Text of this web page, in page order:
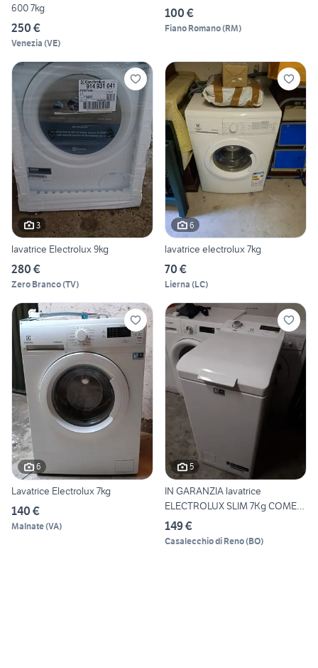
600 7kg
250 €
Venezia (VE)
100 €
Fiano Romano(RM)
3
lavatrice Electrolux 9kg
280 €
Zero Branco(TV)
6
lavatrice electrolux 7kg
70 €
Lierna (LC)
6
Lavatrice Electrolux 7kg
140 €
Malnate(VA)
5
IN GARANZIA lavatrice
ELECTROLUX SLIM 7Kg COME
NUO
149 €
Casalecchio di Reno(BO)